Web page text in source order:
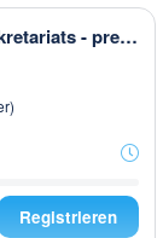
T/A/G - 3. Turnier des Golfsekretariats - presented by Steiermark GOLF CARD
Registrieren